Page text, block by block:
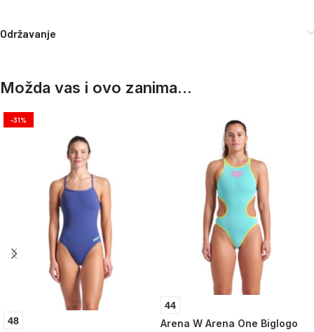
Održavanje
Možda vas i ovo zanima...
-31%
48
44
Arena W Arena One Biglogo